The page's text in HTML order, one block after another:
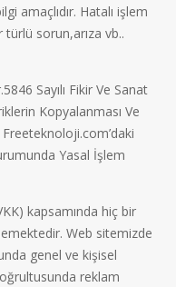
amaçlıdır. Hatalı işlem
sorun,arıza vb..
Sayılı Fikir Ve Sanat
Kopyalanması Ve
Freeteknoloji.com’daki
Yasal İşlem
kapsamında hiç bir
Web sitemizde
genel ve kişisel
reklam